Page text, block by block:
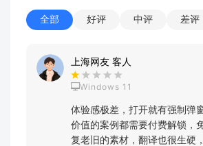
全部 好评 中评 差评
上海网友 客人
Windows 11
体验感极差，打开就有强制弹
价值的案例都需要付费解锁，
复老旧的素材，翻译也很生硬